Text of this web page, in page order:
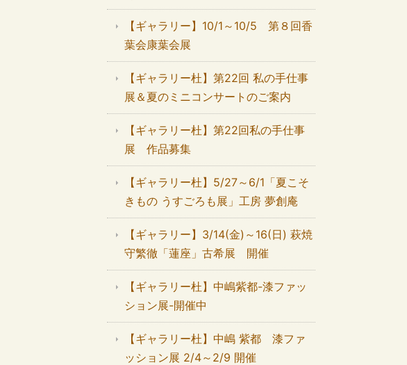
【ギャラリー】10/1～10/5 第８回香
葉会康葉会展
【ギャラリー杜】第22回 私の手仕事
展＆夏のミニコンサートのご案内
【ギャラリー杜】第22回私の手仕事
展 作品募集
【ギャラリー杜】5/27～6/1「夏こそ
きもの うすごろも展」工房 夢創庵
【ギャラリー】3/14(金)～16(日) 萩焼
守繁徹「蓮座」古希展 開催
【ギャラリー杜】中嶋紫都-漆ファッ
ション展-開催中
【ギャラリー杜】中嶋 紫都 漆ファ
ッション展 2/4～2/9 開催